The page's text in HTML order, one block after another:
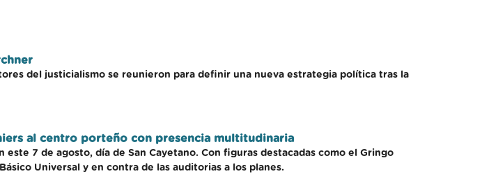
del justicialismo se reunieron para definir una nueva estrategia política tras la
al centro porteño con presencia multitudinaria
7 de agosto, día de San Cayetano. Con figuras destacadas como el Gringo
Universal y en contra de las auditorias a los planes.